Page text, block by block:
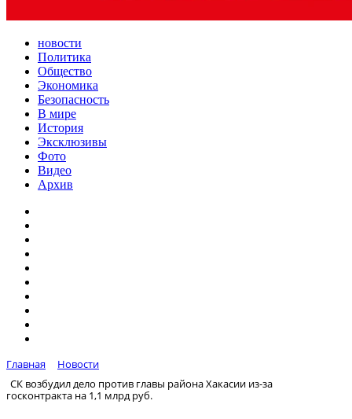
новости
Политика
Общество
Экономика
Безопасность
В мире
История
Эксклюзивы
Фото
Видео
Архив
Главная
Новости
СК возбудил дело против главы района Хакасии из-за
госконтракта на 1,1 млрд руб.